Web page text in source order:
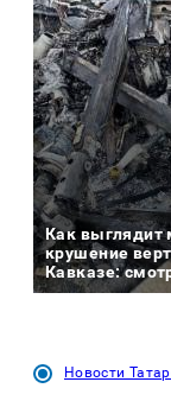
Как выглядит
крушение
Кавказе:
Новости